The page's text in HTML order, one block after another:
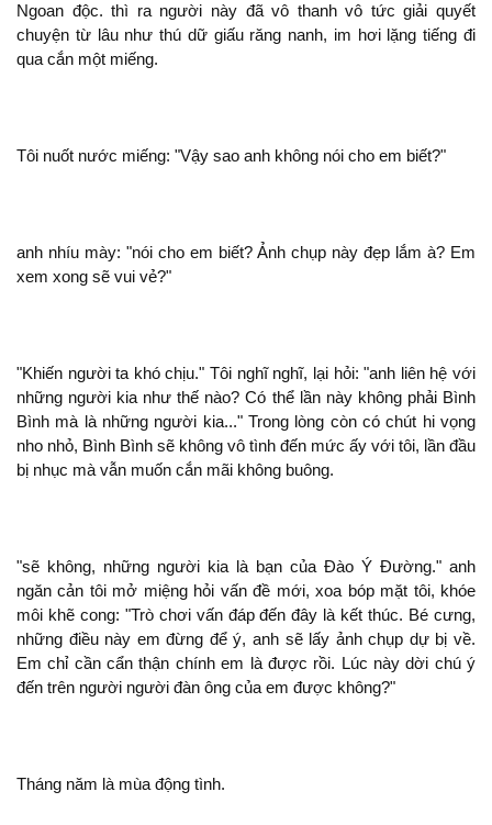
Ngoan độc. ra người này
vô thanh vô tức giải quyết
chuyện từ lâu như thú dữ giấu răng nanh, im hơi lặng tiếng
qua cắn
miếng.
Tôi nuốt nước miếng: "Vậy sao cho em biết?"
nhíu mày: "
cho em biết? Ảnh chụp này đẹp lắm à? Em
xem xong
vui vẻ?"
"Khiến người ta khó chịu." Tôi nghĩ nghĩ, lại hỏi: "
liên hệ với
những người kia như thế nào? Có thể lần này
phải Bình
Bình mà là những người kia..." Trong lòng còn có chút hi vọng
nho
, Bình Bình
vô tình đến mức ấy với tôi, lần đầu
bị nhục mà vẫn muốn cắn mãi
buông.
"
, những người kia là bạn của Đào Ý Đường."
ngăn cản tôi mở miệng hỏi vấn đề mới, xoa bóp mặt tôi, khóe
môi khẽ cong: "Trò chơi vấn đáp đến đây là kết thúc. Bé cưng,
những điều này em đừng để ý,
lấy ảnh chụp dự bị về.
Em chỉ cần cẩn thận chính em là được rồi. Lúc này dời chú ý
đến
người người đàn ông của em được ?"
Tháng năm là mùa động tình.